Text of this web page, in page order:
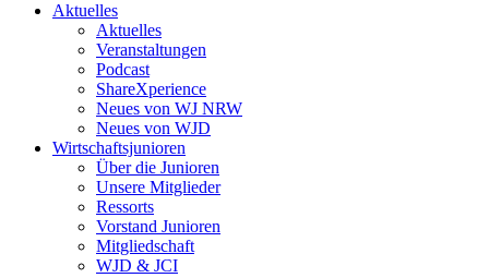
Aktuelles
Aktuelles
Veranstaltungen
Podcast
ShareXperience
Neues von WJ NRW
Neues von WJD
Wirtschaftsjunioren
Über die Junioren
Unsere Mitglieder
Ressorts
Vorstand Junioren
Mitgliedschaft
WJD & JCI